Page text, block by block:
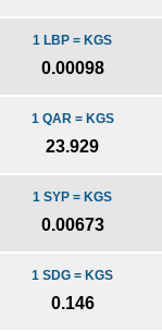
1 LBP = KGS
0.00098
1 QAR = KGS
23.929
1 SYP = KGS
0.00673
1 SDG = KGS
0.146